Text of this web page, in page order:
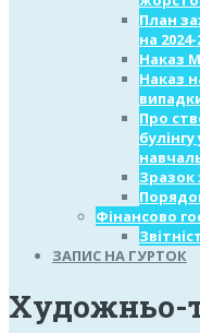
План
на
Наказ
Наказ
Про
Зразок
Фінансово
ЗАПИС НА ГУРТОК
Художньо-